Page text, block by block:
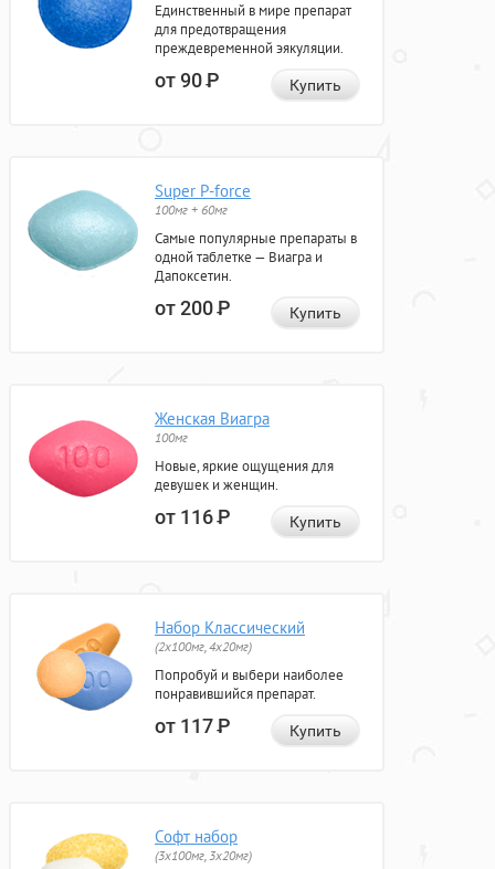
Единственный в мире препарат
для предотвращения
преждевременной эякуляции.
от 90Р Купить
Super P-force
100мг + 60мг
Самые популярные препараты в
одной таблетке — Виагра и
Дапоксетин.
от 200Р Купить
Женская Виагра
100мг
Новые, яркие ощущения для
девушек и женщин.
от 116Р Купить
Набор Классический
(2x100мг, 4x20мг)
Попробуй и выбери наиболее
понравившийся препарат.
от 117Р Купить
Софт набор
(3x100мг, 3x20мг)